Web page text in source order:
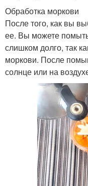
Обработка моркови
После того, как вы
ее. Вы можете
слишком долго, так
моркови. После
солнце или на